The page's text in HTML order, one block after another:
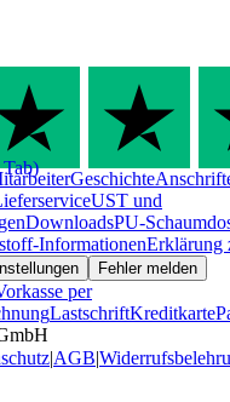
Geschichte
UST und
DownloadsPU-
InformationenErklärung
Fehler melden
per
LastschriftKreditkarte
|AGB|